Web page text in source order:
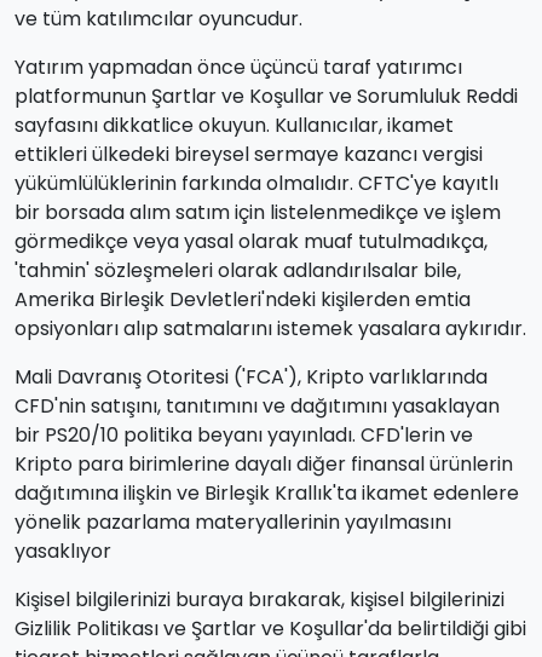
ve tüm katılımcılar oyuncudur.
Yatırım yapmadan önce üçüncü taraf yatırımcı
platformunun Şartlar ve Koşullar ve Sorumluluk Reddi
sayfasını dikkatlice okuyun. Kullanıcılar, ikamet
ettikleri ülkedeki bireysel sermaye kazancı vergisi
yükümlülüklerinin farkında olmalıdır. CFTC'ye kayıtlı
bir borsada alım satım için listelenmedikçe ve işlem
görmedikçe veya yasal olarak muaf tutulmadıkça,
'tahmin' sözleşmeleri olarak adlandırılsalar bile,
Amerika Birleşik Devletleri'ndeki kişilerden emtia
opsiyonları alıp satmalarını istemek yasalara aykırıdır.
Mali Davranış Otoritesi ('FCA'), Kripto varlıklarında
CFD'nin satışını, tanıtımını ve dağıtımını yasaklayan
bir PS20/10 politika beyanı yayınladı. CFD'lerin ve
Kripto para birimlerine dayalı diğer finansal ürünlerin
dağıtımına ilişkin ve Birleşik Krallık'ta ikamet edenlere
yönelik pazarlama materyallerinin yayılmasını
yasaklıyor
Kişisel bilgilerinizi buraya bırakarak, kişisel bilgilerinizi
Gizlilik Politikası ve Şartlar ve Koşullar'da belirtildiği gibi